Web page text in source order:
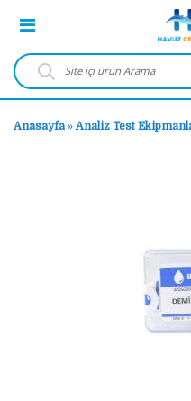
Anasayfa» Analiz Test